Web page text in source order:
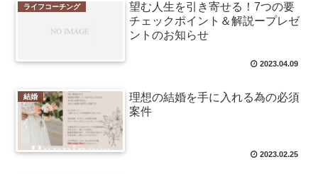
ライフコーチング
望む人生を引き寄せる！7つの要
チェックポイント＆解説ープレゼ
ントのお知らせ
2023.04.09
結婚
理想の結婚を手に入れる為の必須
案件
2023.02.25